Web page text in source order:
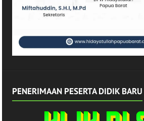
PENERIMAAN PESERTA DIDIK BARU